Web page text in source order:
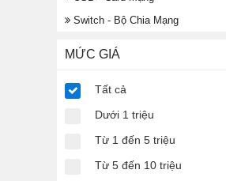
Switch - Bộ Chia Mạng
MỨC GIÁ
Tất cả
Dưới 1 triệu
Từ 1 đến 5 triệu
Từ 5 đến 10 triệu